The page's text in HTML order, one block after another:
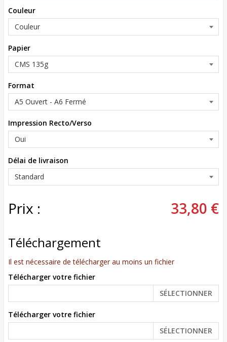
Couleur
Papier
Format
Impression Recto/Verso
Délai de livraison
Prix : 33,80 €
Téléchargement
Il est nécessaire de télécharger au moins un fichier
Télécharger votre fichier
SÉLECTIONNER
Télécharger votre fichier
SÉLECTIONNER